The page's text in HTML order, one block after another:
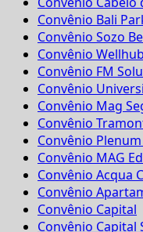
Convênio Bali
Convênio Sozo
Convênio Wellhub
Convênio FM
Convênio
Convênio Mag
Convênio
Convênio
Convênio MAG
Convênio Acqua
Convênio
Convênio Capital
Convênio Capital